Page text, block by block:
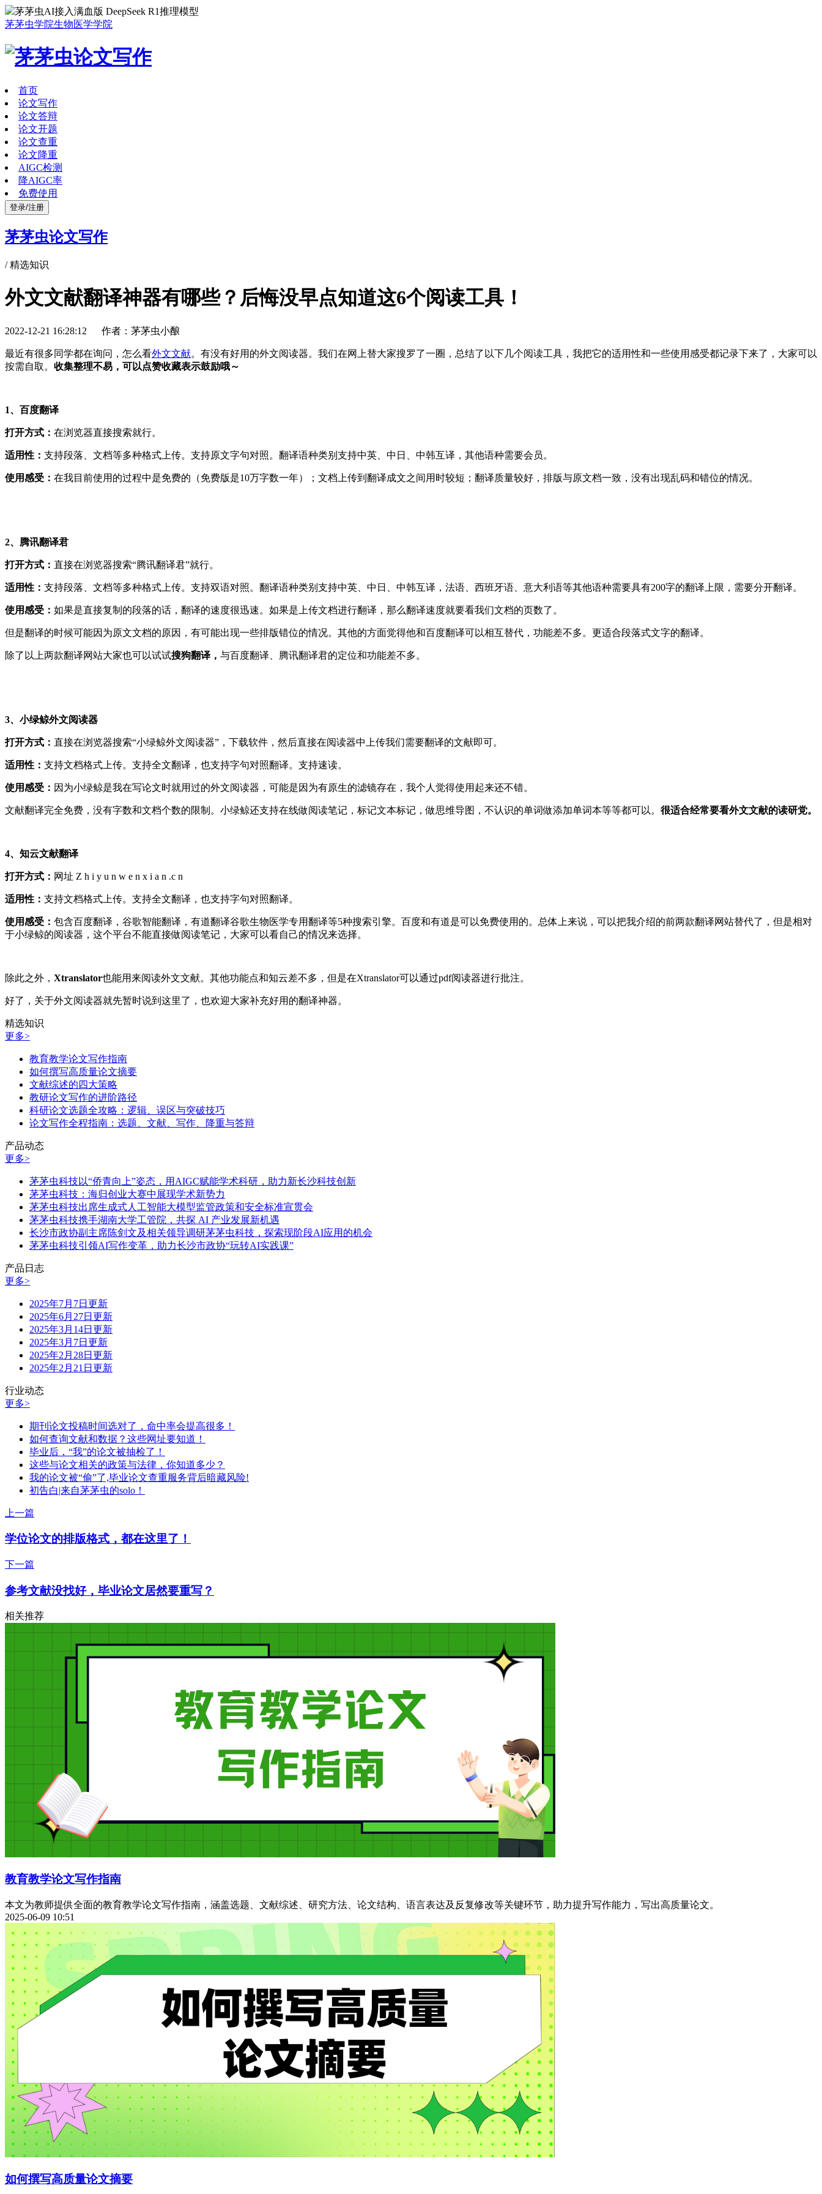
茅茅虫AI接入满血版 DeepSeek R1推理模型
茅茅虫学院生物医学学院
首页
论文写作
论文答辩
论文开题
论文查重
论文降重
AIGC检测
降AIGC率
免费使用
登录/注册
茅茅虫论文写作
/精选知识
外文文献翻译神器有哪些？后悔没早点知道这6个阅读工具！
2022-12-21 16:28:12 作者：茅茅虫小酿
最近有很多同学都在询问，怎么看外文文献。有没有好用的外文阅读器。我们在网上替大家搜罗了一圈，总结了以下几个阅读工具，我把它的适用性和一些使用感受都记录下来了，大家可以
按需自取。 收集整理不易，可以点赞收藏表示鼓励哦～
1、百度翻译
打开方式： 在浏览器直接搜索就行。
适用性： 支持段落、文档等多种格式上传。支持原文字句对照。翻译语种类别支持中英、中日、中韩互译，其他语种需要会员。
使用感受： 在我目前使用的过程中是免费的（免费版是10万字数一年）；文档上传到翻译成文之间用时较短；翻译质量较好，排版与原文档一致，没有出现乱码和错位的情况。
2、腾讯翻译君
打开方式： 直接在浏览器搜索“腾讯翻译君”就行。
适用性： 支持段落、文档等多种格式上传。支持双语对照。翻译语种类别支持中英、中日、中韩互译，法语、西班牙语、意大利语等其他语种需要具有200字的翻译上限，需要分开翻译。
使用感受： 如果是直接复制的段落的话，翻译的速度很迅速。如果是上传文档进行翻译，那么翻译速度就要看我们文档的页数了。
但是翻译的时候可能因为原文文档的原因，有可能出现一些排版错位的情况。其他的方面觉得他和百度翻译可以相互替代，功能差不多。更适合段落式文字的翻译。
除了以上两款翻译网站大家也可以试试搜狗翻译， 与百度翻译、腾讯翻译君的定位和功能差不多。
3、小绿鲸外文阅读器
打开方式： 直接在浏览器搜索“小绿鲸外文阅读器”，下载软件，然后直接在阅读器中上传我们需要翻译的文献即可。
适用性： 支持文档格式上传。支持全文翻译，也支持字句对照翻译。支持速读。
使用感受： 因为小绿鲸是我在写论文时就用过的外文阅读器，可能是因为有原生的滤镜存在，我个人觉得使用起来还不错。
文献翻译完全免费，没有字数和文档个数的限制。小绿鲸还支持在线做阅读笔记，标记文本标记，做思维导图，不认识的单词做添加单词本等等都可以。 很适合经常要看外文文献的读研党。
4、知云文献翻译
打开方式： 网址 Z h i y u n w e n x i a n .c n
适用性： 支持文档格式上传。支持全文翻译，也支持字句对照翻译。
使用感受： 包含百度翻译，谷歌智能翻译，有道翻译谷歌生物医学专用翻译等5种搜索引擎。百度和有道是可以免费使用的。总体上来说，可以把我介绍的前两款翻译网站替代了，但是相对
于小绿鲸的阅读器，这个平台不能直接做阅读笔记，大家可以看自己的情况来选择。
除此之外， Xtranslator也能用来阅读外文文献。其他功能点和知云差不多，但是在Xtranslator可以通过pdf阅读器进行批注。
好了，关于外文阅读器就先暂时说到这里了，也欢迎大家补充好用的翻译神器。
精选知识
更多>
教育教学论文写作指南
如何撰写高质量论文摘要
文献综述的四大策略
教研论文写作的进阶路径
科研论文选题全攻略：逻辑、误区与突破技巧
论文写作全程指南：选题、文献、写作、降重与答辩
产品动态
更多>
茅茅虫科技以“侨青向上”姿态，用AIGC赋能学术科研，助力新长沙科技创新
茅茅虫科技：海归创业大赛中展现学术新势力
茅茅虫科技出席生成式人工智能大模型监管政策和安全标准宣贯会
茅茅虫科技携手湖南大学工管院，共探 AI 产业发展新机遇
长沙市政协副主席陈剑文及相关领导调研茅茅虫科技，探索现阶段AI应用的机会
茅茅虫科技引领AI写作变革，助力长沙市政协“玩转AI实践课”
产品日志
更多>
2025年7月7日更新
2025年6月27日更新
2025年3月14日更新
2025年3月7日更新
2025年2月28日更新
2025年2月21日更新
行业动态
更多>
期刊论文投稿时间选对了，命中率会提高很多！
如何查询文献和数据？这些网址要知道！
毕业后，“我”的论文被抽检了！
这些与论文相关的政策与法律，你知道多少？
我的论文被“偷”了,毕业论文查重服务背后暗藏风险!
初告白|来自茅茅虫的solo！
上一篇
学位论文的排版格式，都在这里了！
下一篇
参考文献没找好，毕业论文居然要重写？
相关推荐
教育教学论文写作指南
本文为教师提供全面的教育教学论文写作指南，涵盖选题、文献综述、研究方法、论文结构、语言表达及反复修改等关键环节，助力提升写作能力，写出高质量论文。
2025-06-09 10:51
如何撰写高质量论文摘要